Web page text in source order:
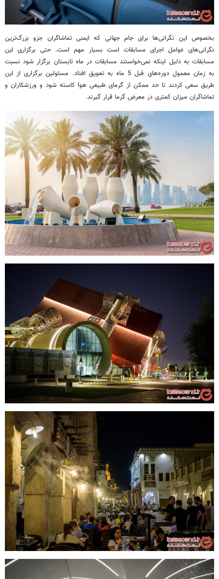
بخصوص این نگرانی‌ها برای جام جهانی که ایمنی تماشاگران جزو بزرگ‌ترین
نگرانی‌های عوامل اجرای مسابقات است بسیار مهم است. حتی برگزاری این
مسابقات به دلیل اینکه نمی‌خواستند مسابقات در ماه تابستان برگزار شود نسبت
به زمان معمول دوره‌های قبل 5 ماه به تعویق افتاد. مسئولین برگزاری از این
طریق سعی کردند تا حد ممکن از گرمای طبیعی هوا کاسته شود و ورزشکاران و
تماشاگران میزان کمتری در معرض گرما قرار گیرند.